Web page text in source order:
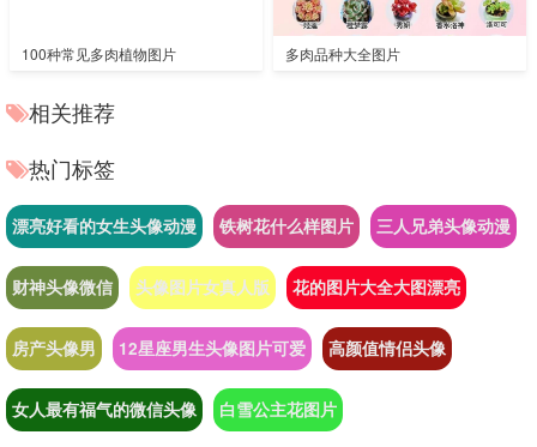
100种常见多肉植物图片 多肉品种大全图片
相关推荐
热门标签
漂亮好看的女生头像动漫 铁树花什么样图片 三人兄弟头像动漫
财神头像微信 头像图片女真人版 花的图片大全大图漂亮
房产头像男 12星座男生头像图片可爱 高颜值情侣头像
女人最有福气的微信头像 白雪公主花图片